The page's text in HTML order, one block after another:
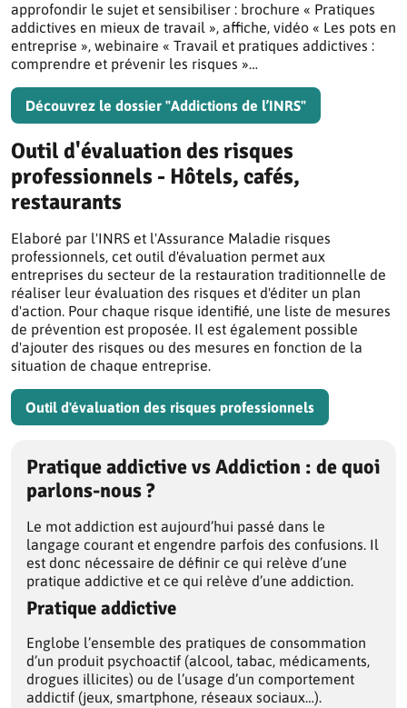
approfondir le sujet et sensibiliser : brochure « Pratiques
addictives en mieux de travail », affiche, vidéo « Les pots en
entreprise », webinaire « Travail et pratiques addictives :
comprendre et prévenir les risques »…
Découvrez le dossier "Addictions de l’INRS"
Outil d'évaluation des risques
professionnels - Hôtels, cafés,
restaurants
Elaboré par l'INRS et l'Assurance Maladie risques
professionnels, cet outil d'évaluation permet aux
entreprises du secteur de la restauration traditionnelle de
réaliser leur évaluation des risques et d'éditer un plan
d'action. Pour chaque risque identifié, une liste de mesures
de prévention est proposée. Il est également possible
d'ajouter des risques ou des mesures en fonction de la
situation de chaque entreprise.
Outil d'évaluation des risques professionnels
Pratique addictive vs Addiction : de quoi
parlons-nous ?
Le mot addiction est aujourd’hui passé dans le
langage courant et engendre parfois des confusions. Il
est donc nécessaire de définir ce qui relève d’une
pratique addictive et ce qui relève d’une addiction.
Pratique addictive
Englobe l’ensemble des pratiques de consommation
d’un produit psychoactif (alcool, tabac, médicaments,
drogues illicites) ou de l’usage d’un comportement
addictif (jeux, smartphone, réseaux sociaux…).